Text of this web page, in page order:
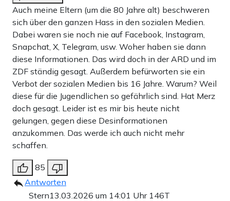
Auch meine Eltern (um die 80 Jahre alt) beschweren
sich über den ganzen Hass in den sozialen Medien.
Dabei waren sie noch nie auf Facebook, Instagram,
Snapchat, X, Telegram, usw. Woher haben sie dann
diese Informationen. Das wird doch in der ARD und im
ZDF ständig gesagt. Außerdem befürworten sie ein
Verbot der sozialen Medien bis 16 Jahre. Warum? Weil
diese für die Jugendlichen so gefährlich sind. Hat Merz
doch gesagt. Leider ist es mir bis heute nicht
gelungen, gegen diese Desinformationen
anzukommen. Das werde ich auch nicht mehr
schaffen.
85
Antworten
Stern13.03.2026 um 14:01 Uhr 146T